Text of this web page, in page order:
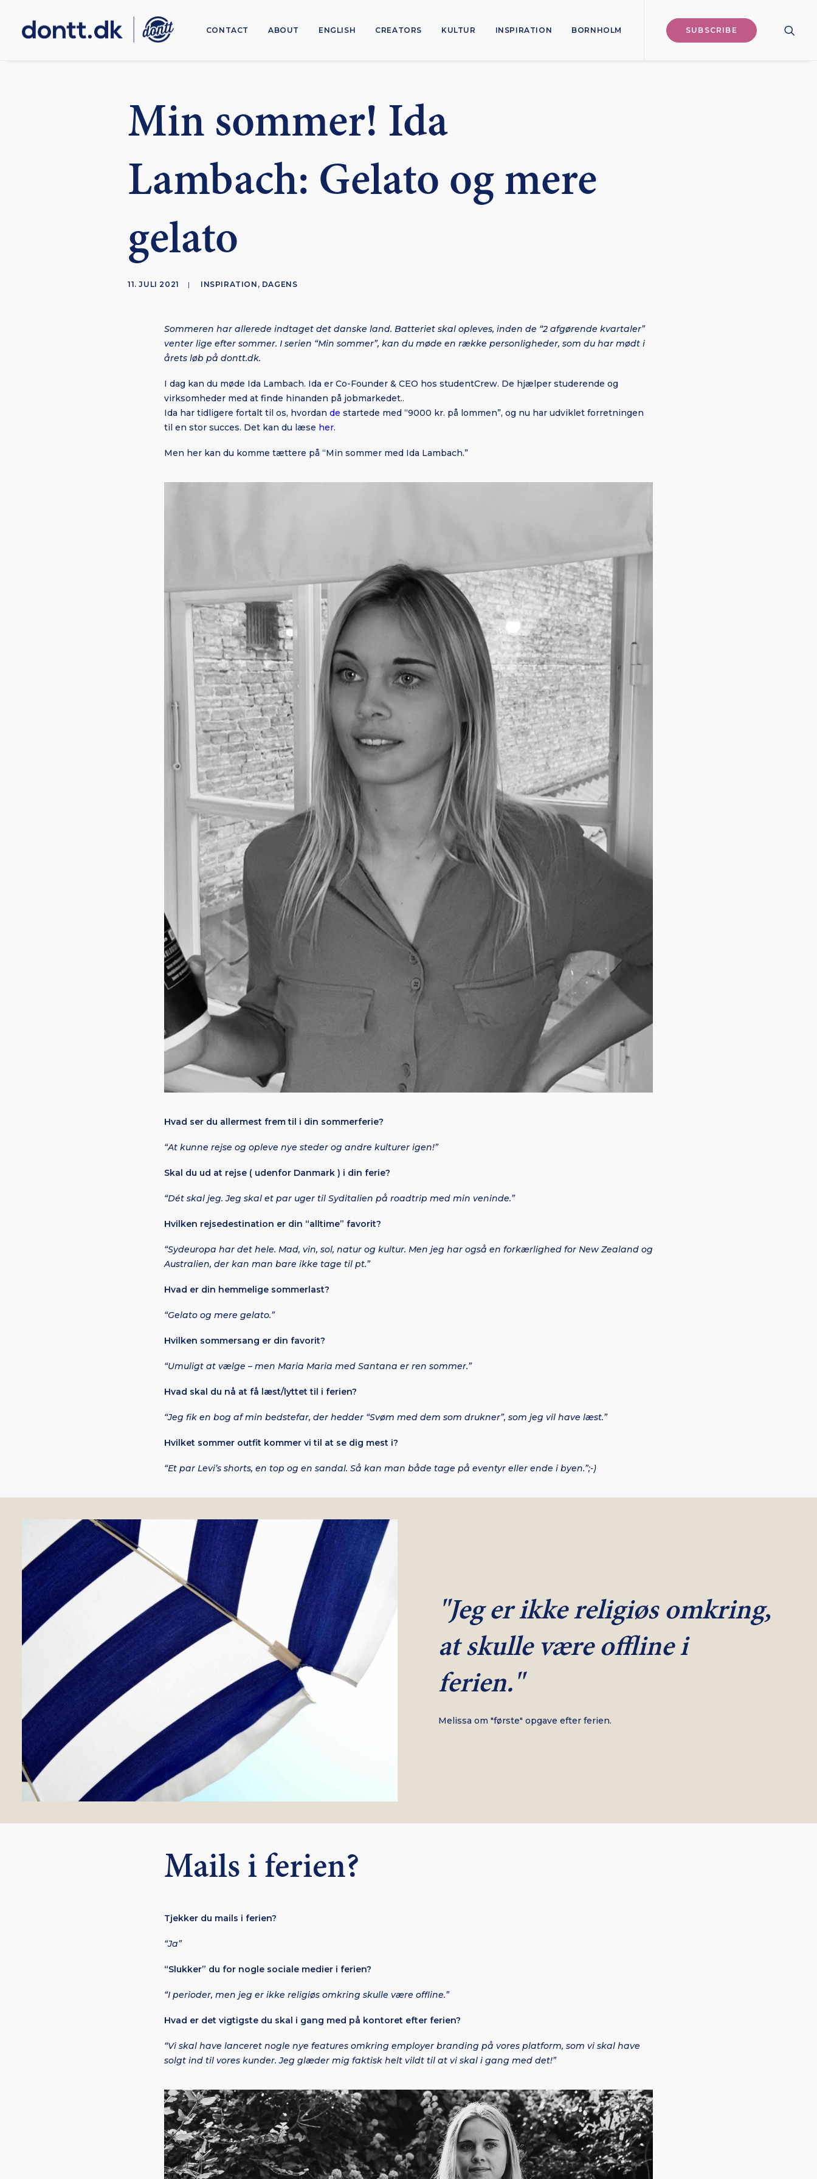
CONTACT ABOUT ENGLISH CREATORS KULTUR INSPIRATION BORNHOLM SUBSCRIBE
Min sommer! Ida
Lambach: Gelato og mere
gelato
11. JULI 2021 | INSPIRATION , DAGENS
Sommeren har allerede indtaget det danske land. Batteriet skal opleves, inden de “2 afgørende kvartaler”
venter lige efter sommer. I serien “Min sommer”, kan du møde en række personligheder, som du har mødt i
årets løb på dontt.dk.
I dag kan du møde Ida Lambach. Ida er Co-Founder & CEO hos studentCrew. De hjælper studerende og
virksomheder med at finde hinanden på jobmarkedet..
Ida har tidligere fortalt til os, hvordan de startede med “9000 kr. på lommen”, og nu har udviklet forretningen
til en stor succes. Det kan du læse her.
Men her kan du komme tættere på “Min sommer med Ida Lambach.”
Hvad ser du allermest frem til i din sommerferie?
“At kunne rejse og opleve nye steder og andre kulturer igen!”
Skal du ud at rejse ( udenfor Danmark ) i din ferie?
“Dét skal jeg. Jeg skal et par uger til Syditalien på roadtrip med min veninde.”
Hvilken rejsedestination er din “alltime” favorit?
“Sydeuropa har det hele. Mad, vin, sol, natur og kultur. Men jeg har også en forkærlighed for New Zealand og
Australien, der kan man bare ikke tage til pt.”
Hvad er din hemmelige sommerlast?
“Gelato og mere gelato.”
Hvilken sommersang er din favorit?
“Umuligt at vælge – men Maria Maria med Santana er ren sommer.”
Hvad skal du nå at få læst/lyttet til i ferien?
“Jeg fik en bog af min bedstefar, der hedder “Svøm med dem som drukner”, som jeg vil have læst.”
Hvilket sommer outfit kommer vi til at se dig mest i?
“Et par Levi’s shorts, en top og en sandal. Så kan man både tage på eventyr eller ende i byen.”;-)
"Jeg er ikke religiøs omkring,
at skulle være offline i
ferien."
Melissa om "første" opgave efter ferien.
Mails i ferien?
Tjekker du mails i ferien?
“Ja”
“Slukker” du for nogle sociale medier i ferien?
“I perioder, men jeg er ikke religiøs omkring skulle være offline.”
Hvad er det vigtigste du skal i gang med på kontoret efter ferien?
“Vi skal have lanceret nogle nye features omkring employer branding på vores platform, som vi skal have
solgt ind til vores kunder. Jeg glæder mig faktisk helt vildt til at vi skal i gang med det!”